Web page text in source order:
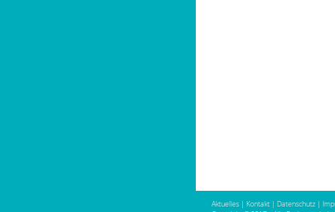
Aktuelles | Kontakt | Datenschutz |